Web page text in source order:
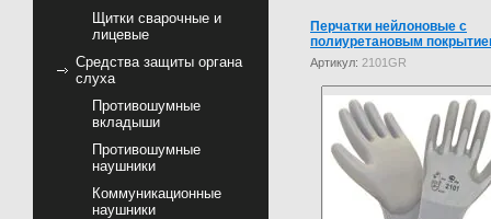
Щитки сварочные и
лицевые
Средства защиты органа
слуха
Противошумные
вкладыши
Противошумные
наушники
Коммуникационные
наушники
Перчатки нейлоновые с
полиуретановым
Артикул: 2101GR